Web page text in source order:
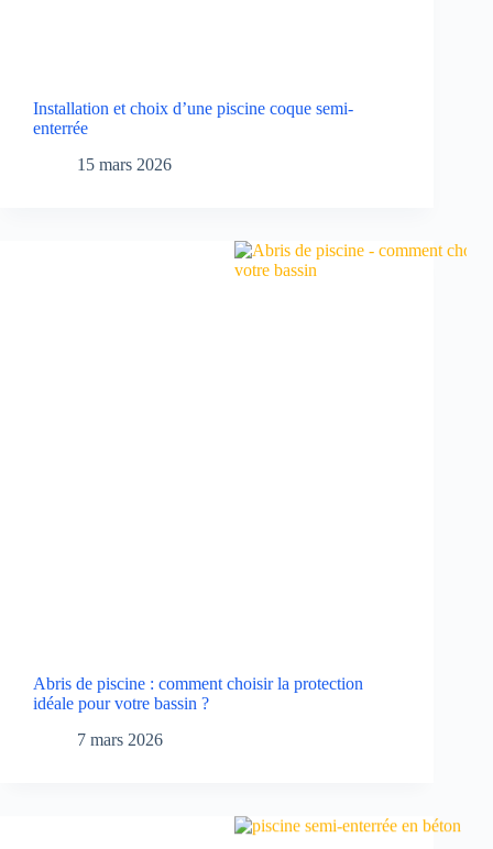
Installation et choix d’une piscine coque semi-
enterrée
15 mars 2026
Abris de piscine : comment choisir la protection
idéale pour votre bassin ?
7 mars 2026